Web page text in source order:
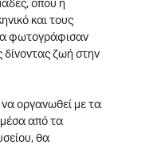
όπου η
και τους
φωτογράφισαν
ζωή στην
οργανωθεί με τα
από τα
θα